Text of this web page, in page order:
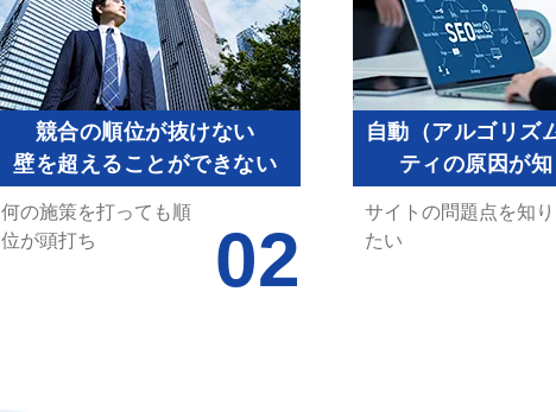
競合の順位が抜けない
壁を超えることができない
何の施策を打っても順
位が頭打ち
自動（アルゴリズ
ティの原因が
サイトの問題点を知り
たい